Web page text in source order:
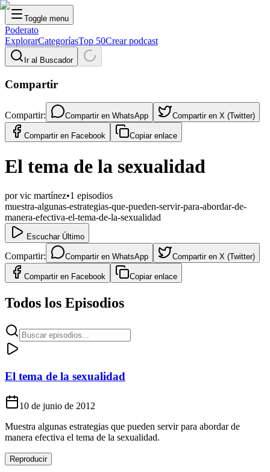
Toggle menu
Poderato
ExplorarCategoríasTop 50Crear podcast
Ir al Buscador
Compartir
Compartir: Compartir en WhatsApp Compartir en X (Twitter)
Compartir en Facebook Copiar enlace
El tema de la sexualidad
porvic martínez•1 episodios
muestra-algunas-estrategias-que-pueden-servir-para-abordar-de-
manera-efectiva-el-tema-de-la-sexualidad
Escuchar Último
Compartir: Compartir en WhatsApp Compartir en X (Twitter)
Compartir en Facebook Copiar enlace
Todos los Episodios
El tema de la sexualidad
10 de junio de 2012
Muestra algunas estrategias que pueden servir para abordar de
manera efectiva el tema de la sexualidad.
Reproducir